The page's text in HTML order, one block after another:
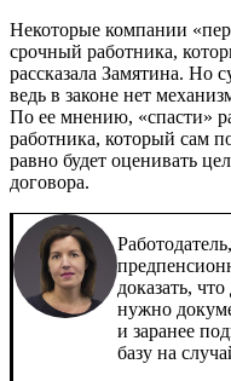
Некоторые компании
срочный работника,
рассказала Замятина. Но
ведь в законе нет
По ее мнению, «спасти»
работника, который сам
равно будет оценивать
договора.
доказать,
нужно
и заранее
базу на